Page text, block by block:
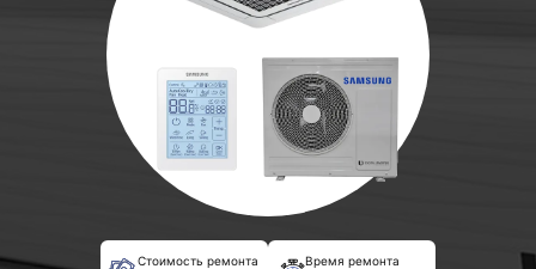
Стоимость ремонта Время ремонта